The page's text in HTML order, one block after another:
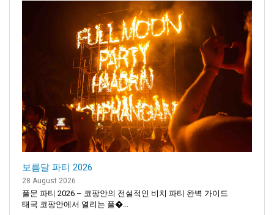
보름달 파티 2026
28 August 2026
풀문 파티 2026 – 코팡안의 전설적인 비치 파티 완벽 가이드
태국 코팡안에서 열리는 풀�...